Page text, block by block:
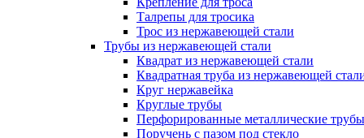
Талрепы для тросика
Трос из нержавеющей стали
Трубы из нержавеющей стали
Квадрат из нержавеющей стали
Квадратная труба из нержавеющей
Круг нержавейка
Круглые трубы
Перфорированные металлические трубы
Поручень с пазом под стекло